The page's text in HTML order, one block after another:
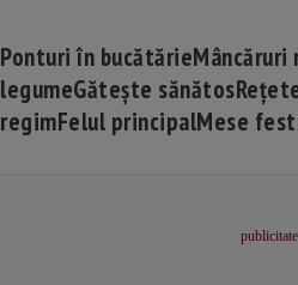
Ponturi în bucătărieMâncăruri
legumeGătește sănătos
regimFelul principalMese